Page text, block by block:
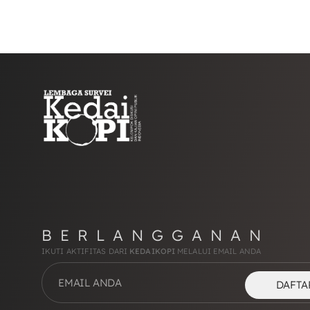
BERLANGGANAN
IKUTI AKTIFITAS DARI KEDAIKOPI MELALUI EMAIL ANDA